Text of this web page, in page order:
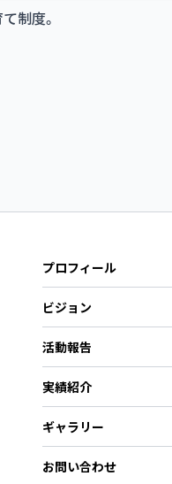
制度。
プロフィール
ビジョン
活動報告
実績紹介
ギャラリー
お問い合わせ